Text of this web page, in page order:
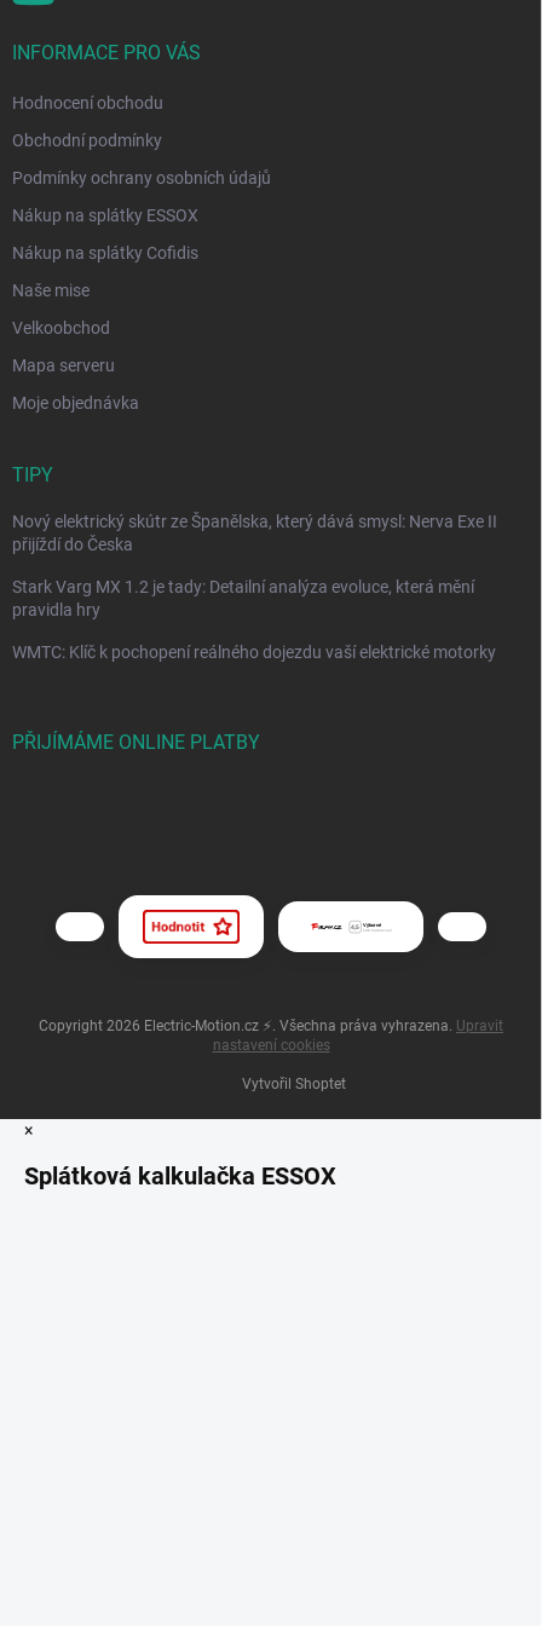
INFORMACE PRO VÁS
Hodnocení obchodu
Obchodní podmínky
Podmínky ochrany osobních údajů
Nákup na splátky ESSOX
Nákup na splátky Cofidis
Naše mise
Velkoobchod
Mapa serveru
Moje objednávka
TIPY
Nový elektrický skútr ze Španělska, který dává smysl: Nerva Exe II
přijíždí do Česka
Stark Varg MX 1.2 je tady: Detailní analýza evoluce, která mění
pravidla hry
WMTC: Klíč k pochopení reálného dojezdu vaší elektrické motorky
PŘIJÍMÁME ONLINE PLATBY
Vytvořil Shoptet
Copyright 2026 Electric-Motion.cz ⚡. Všechna práva vyhrazena. Upravit
nastavení cookies
×
Splátková kalkulačka ESSOX